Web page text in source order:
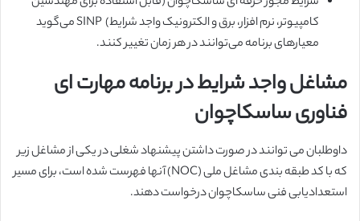
کامپیوتر، نرم افزار، برق و الکترونیک واجد شرایط) SINP می‌گوید
معیارهای برنامه می‌توانند در هر زمان تغییر کنند.
مشاغل واجد شرایط در برنامه مهارت ای
فناوری ساسکاچوان
داوطلبان می توانند در صورت داشتن پیشنهاد شغلی در یکی از مشاغل زیر
که با کد طبقه بندی مشاغل ملی (NOC) آنها فهرست شده است، برای مسیر
استعدادیابی فنی ساسکاچوان درخواست دهند.